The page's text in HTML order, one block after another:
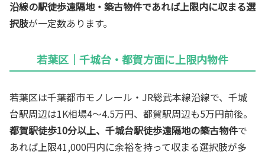
沿線の駅徒歩遠隔地・築古物件であれば上限内に収まる選
択肢が一定数あります。
若葉区｜千城台・都賀方面に上限内物件
若葉区は千葉都市モノレール・JR総武本線沿線で、千城
台駅周辺は1K相場4〜4.5万円、都賀駅周辺も5万円前後。
都賀駅徒歩10分以上、千城台駅徒歩遠隔地の築古物件で
あれば上限41,000円内に余裕を持って収まる選択肢が多